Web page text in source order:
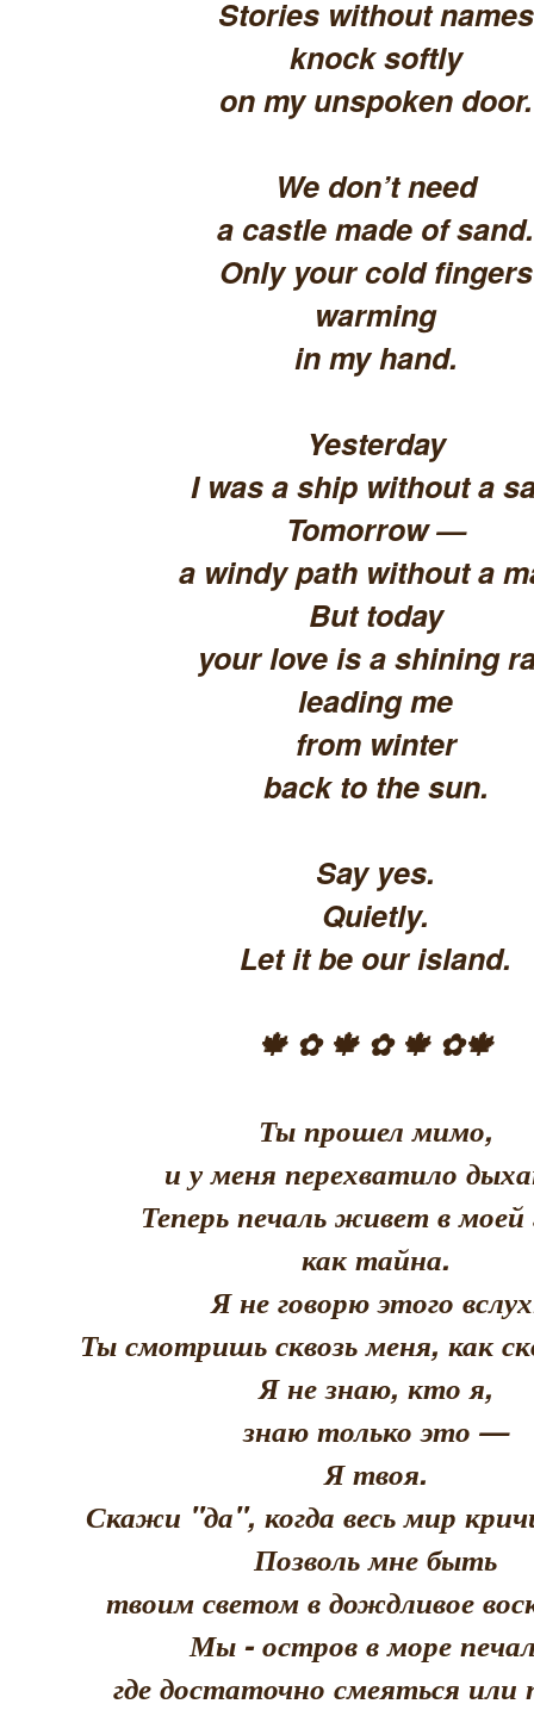
Stories without names
knock softly
on my unspoken door.
We don’t need
a castle made of sand.
Only your cold fingers
warming
in my hand.
Yesterday
I was a ship without a
Tomorrow —
a windy path without a
But today
your love is a shining
leading me
from winter
back to the sun.
Say yes.
Quietly.
Let it be our island.
🍁 ✿ 🍁 ✿ 🍁 ✿🍁
Ты прошел мимо,
и у меня перехватило
Теперь печаль живет в моей
как тайна.
Я не говорю этого
Ты смотришь сквозь меня, как
Я не знаю, кто я,
знаю только это —
Я твоя.
Скажи "да", когда весь мир
Позволь мне быть
твоим светом в дождливое
Мы - остров в море
где достаточно смеяться или